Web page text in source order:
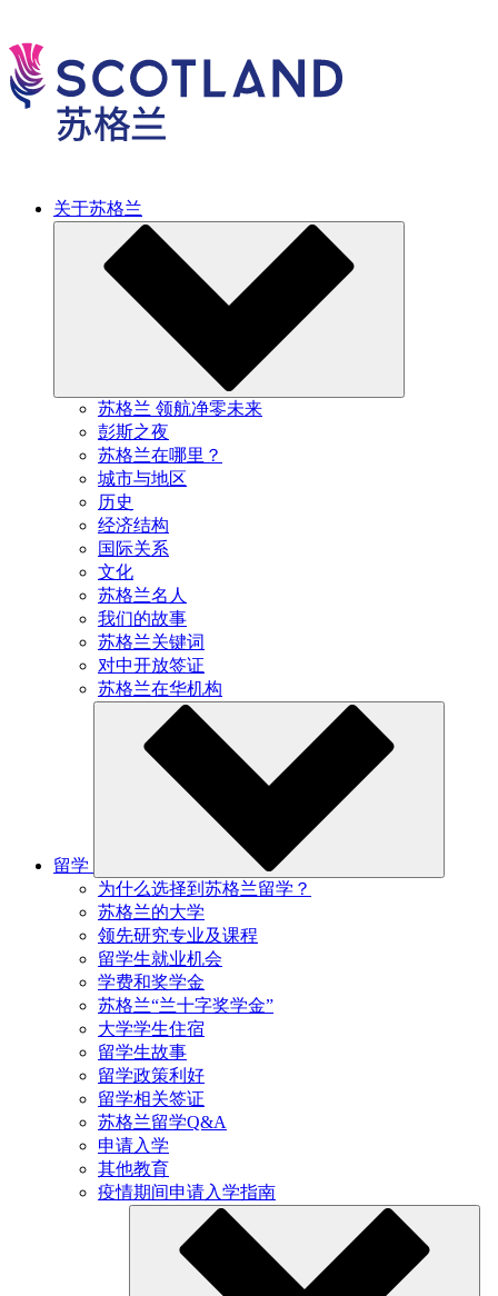
关于苏格兰
苏格兰 领航净零未来
彭斯之夜
苏格兰在哪里？
城市与地区
历史
经济结构
国际关系
文化
苏格兰名人
我们的故事
苏格兰关键词
对中开放签证
苏格兰在华机构
留学
为什么选择到苏格兰留学？
苏格兰的大学
领先研究专业及课程
留学生就业机会
学费和奖学金
苏格兰“兰十字奖学金”
大学学生住宿
留学生故事
留学政策利好
留学相关签证
苏格兰留学Q&A
申请入学
其他教育
疫情期间申请入学指南